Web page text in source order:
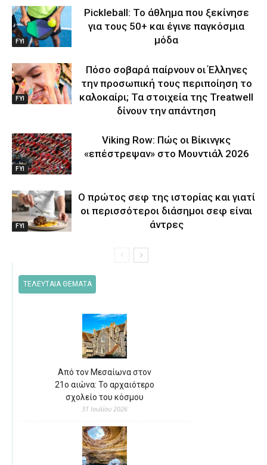
FYI
Pickleball: Το άθλημα που ξεκίνησε
για τους 50+ και έγινε παγκόσμια
μόδα
FYI
Πόσο σοβαρά παίρνουν οι Έλληνες
την προσωπική τους περιποίηση το
καλοκαίρι; Τα στοιχεία της Treatwell
δίνουν την απάντηση
FYI
Viking Row: Πώς οι Βίκινγκς
«επέστρεψαν» στο Μουντιάλ 2026
FYI
Ο πρώτος σεφ της ιστορίας και γιατί
οι περισσότεροι διάσημοι σεφ είναι
άντρες
ΤΕΛΕΥΤΑΙΑ ΘΕΜΑΤΑ
Από τον Μεσαίωνα στον
21ο αιώνα: Το αρχαιότερο
σχολείο του κόσμου
31 Ιουλίου 2026